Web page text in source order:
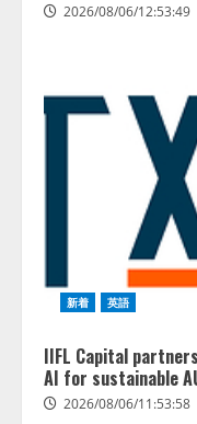
2026/08/06/12:53:49
新着 英語
IIFL Capital
AI for sustainable
2026/08/06/11:53:58